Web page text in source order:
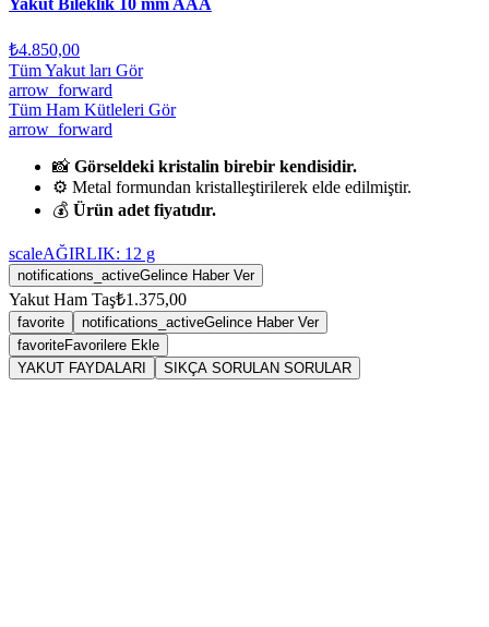
Yakut Bileklik 10 mm AAA
₺4.850,00
Tüm Yakut ları Gör
arrow_forward
Tüm Ham Kütleleri Gör
arrow_forward
📸 Görseldeki kristalin birebir kendisidir.
⚙️ Metal formundan kristalleştirilerek elde edilmiştir.
💰 Ürün adet fiyatıdır.
scaleAĞIRLIK: 12 g
notifications_activeGelince Haber Ver
Yakut Ham Taş₺1.375,00
favorite notifications_activeGelince Haber Ver
favoriteFavorilere Ekle
YAKUT FAYDALARI
SIKÇA SORULAN SORULAR